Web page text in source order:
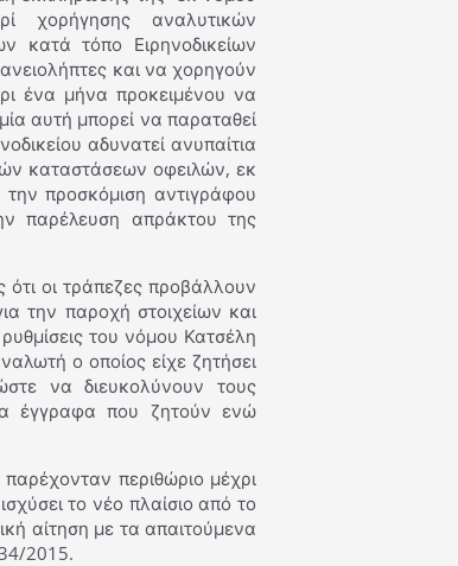
χορήγησης αναλυτικών
κατά τόπο Ειρηνοδικείων
και να χορηγούν
ένα μήνα προκειμένου να
αυτή μπορεί να παραταθεί
αδυνατεί ανυπαίτια
καταστάσεων οφειλών, εκ
προσκόμιση αντιγράφου
παρέλευση απράκτου της
οι τράπεζες προβάλλουν
την παροχή στοιχείων και
του νόμου Κατσέλη
ο οποίος είχε ζητήσει
να διευκολύνουν τους
έγγραφα που ζητούν ενώ
περιθώριο μέχρι
το νέο πλαίσιο από το
αίτηση με τα απαιτούμενα
2015.